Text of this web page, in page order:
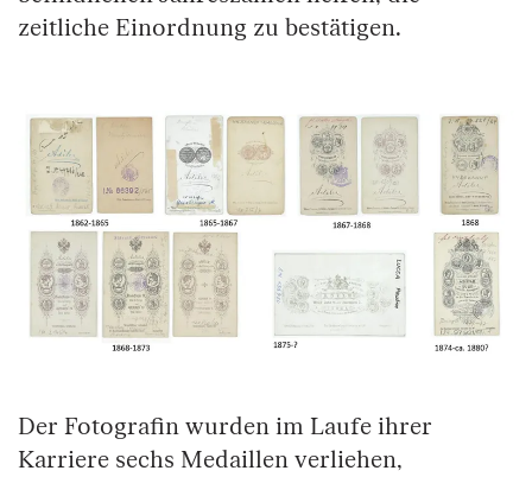
zeitliche Einordnung zu bestätigen.
Der Fotografin wurden im Laufe ihrer
Karriere sechs Medaillen verliehen,